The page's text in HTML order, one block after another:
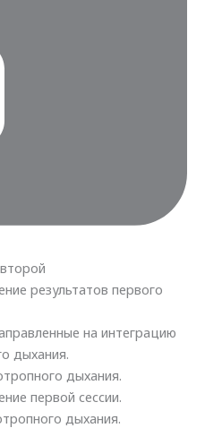
результатов первого
на интеграцию
дыхания.
дыхания.
первой сессии.
дыхания.